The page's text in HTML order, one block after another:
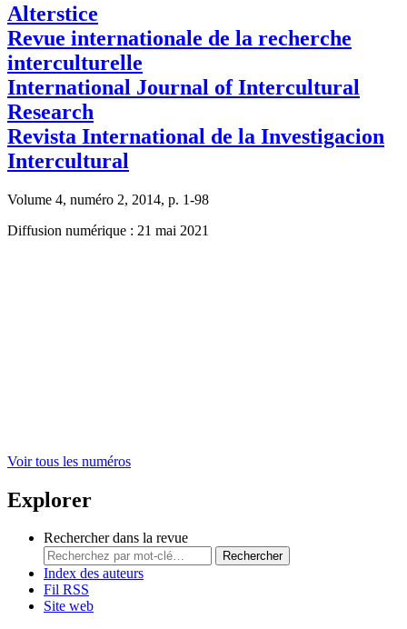
Alterstice
Revue internationale de la recherche
interculturelle
International Journal of Intercultural
Research
Revista International de la Investigacion
Intercultural
Volume 4, numéro 2, 2014, p. 1-98
Diffusion numérique : 21 mai 2021
Voir tous les numéros
Explorer
Rechercher dans la revue
Rechercher
Index des auteurs
Fil RSS
Site web